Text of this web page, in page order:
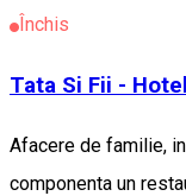
Închis
Tata Si Fii -
Afacere de familie,
componenta un